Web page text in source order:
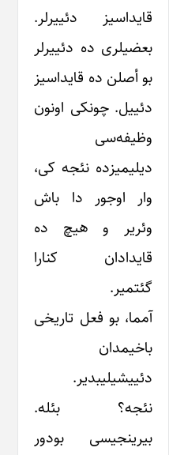
قایداسیز دئییرلر.
بعضیلری ده دئییرلر
بو أصلن ده قایداسیز
دئییل. چونکی اونون
وظیفه‌سی
دیلیمیزده نئجه کی،
وار اوجور دا باش
وئریر و هیچ ده
قایدادان کنارا
گئتمیر.
آمما، بو فعل تاریخی
باخیمدان
دئییشیلیبدیر.
نئجه؟ بئله.
بیرینجیسی بودور